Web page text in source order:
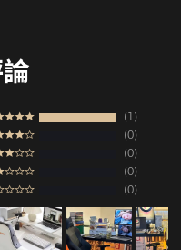
1
0
0
0
0